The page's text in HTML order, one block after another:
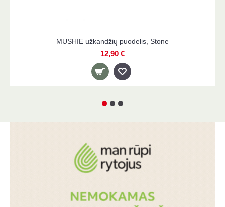
MUSHIE užkandžių puodelis, Stone
12,90 €